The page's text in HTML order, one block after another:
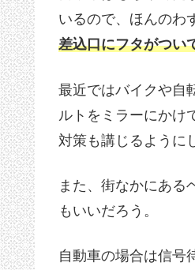
いるので、ほんのわ
差込口にフタがつい
最近ではバイクや自
ルトをミラーにかけ
対策も講じるように
また、街なかにある
もいいだろう。
自動車の場合は信号